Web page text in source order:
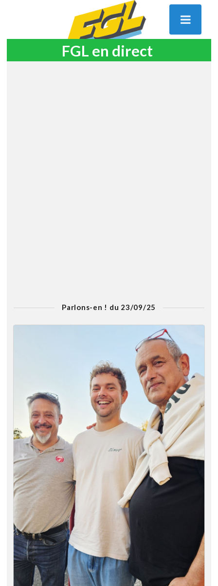
FGL en direct
Parlons-en ! du 23/09/25